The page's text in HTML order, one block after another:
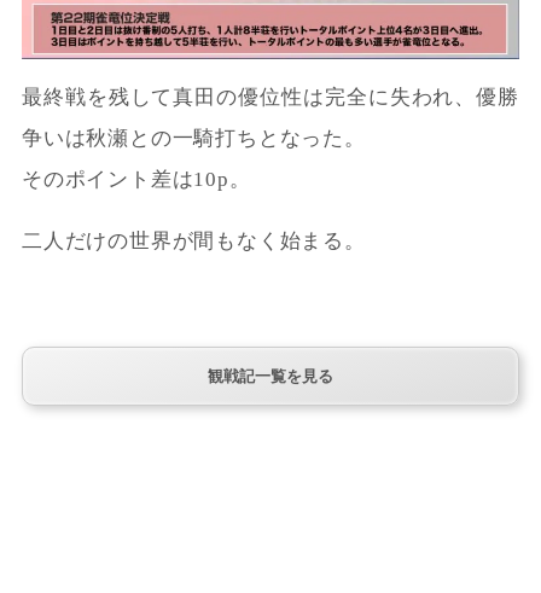
最終戦を残して真田の優位性は完全に失われ、優勝
争いは秋瀬との一騎打ちとなった。
そのポイント差は10p。
二人だけの世界が間もなく始まる。
観戦記一覧を見る